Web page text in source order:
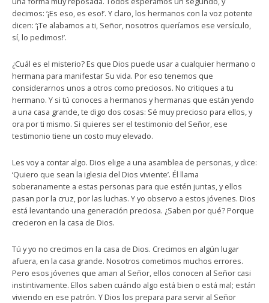
decimos: ‘¡Es eso, es eso!’. Y claro, los hermanos con la voz potente
dicen: ‘¡Te alabamos a ti, Señor, nosotros queríamos ese versículo,
sí, lo pedimos!’.
¿Cuál es el misterio? Es que Dios puede usar a cualquier hermano o
hermana para manifestar Su vida. Por eso tenemos que
considerarnos unos a otros como preciosos. No critiques a tu
hermano. Y si tú conoces a hermanos y hermanas que están yendo
a una casa grande, te digo dos cosas: Sé muy precioso para ellos, y
ora por ti mismo. Si quieres ser el testimonio del Señor, ese
testimonio tiene un costo muy elevado.
Les voy a contar algo. Dios elige a una asamblea de personas, y dice:
‘Quiero que sean la iglesia del Dios viviente’. Él llama
soberanamente a estas personas para que estén juntas, y ellos
pasan por la cruz, por las luchas. Y yo observo a estos jóvenes. Dios
está levantando una generación preciosa. ¿Saben por qué? Porque
crecieron en la casa de Dios.
Tú y yo no crecimos en la casa de Dios. Crecimos en algún lugar
afuera, en la casa grande. Nosotros cometimos muchos errores.
Pero esos jóvenes que aman al Señor, ellos conocen al Señor casi
instintivamente. Ellos saben cuándo algo está bien o está mal; están
viviendo en ese patrón. Y Dios los prepara para servir al Señor